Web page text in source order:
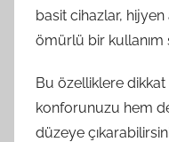
basit cihazlar, hijyen
ömürlü bir kullanım
Bu özelliklere
konforunuzu hem
düzeye